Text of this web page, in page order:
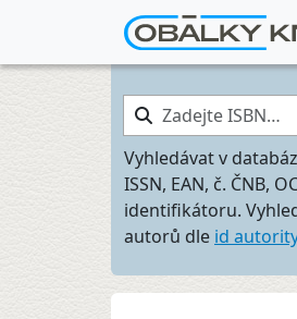
Zadejte ISBN…
Vyhledávat v
ISSN, EAN, č. ČNB,
identifikátoru.
autorů dle id